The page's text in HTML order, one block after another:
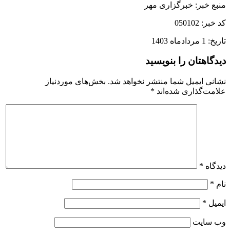
منبع خبر: خبرگزاری مهر
کد خبر: 050102
تاریخ: 1 مردادماه 1403
دیدگاهتان را بنویسید
نشانی ایمیل شما منتشر نخواهد شد. بخش‌های موردنیاز
علامت‌گذاری شده‌اند *
دیدگاه *
نام *
ایمیل *
وب‌ سایت